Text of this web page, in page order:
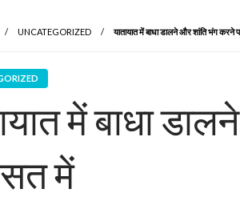
UNCATEGORIZED यातायात में बाधा डालने और शांति भंग करने
में बाधा
में